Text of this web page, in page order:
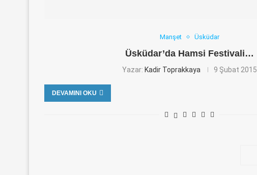
Manşet Üsküdar
Üsküdar’da Hamsi Festivali…
Yazar: Kadir Toprakkaya 9 Şubat 2015
DEVAMINI OKU